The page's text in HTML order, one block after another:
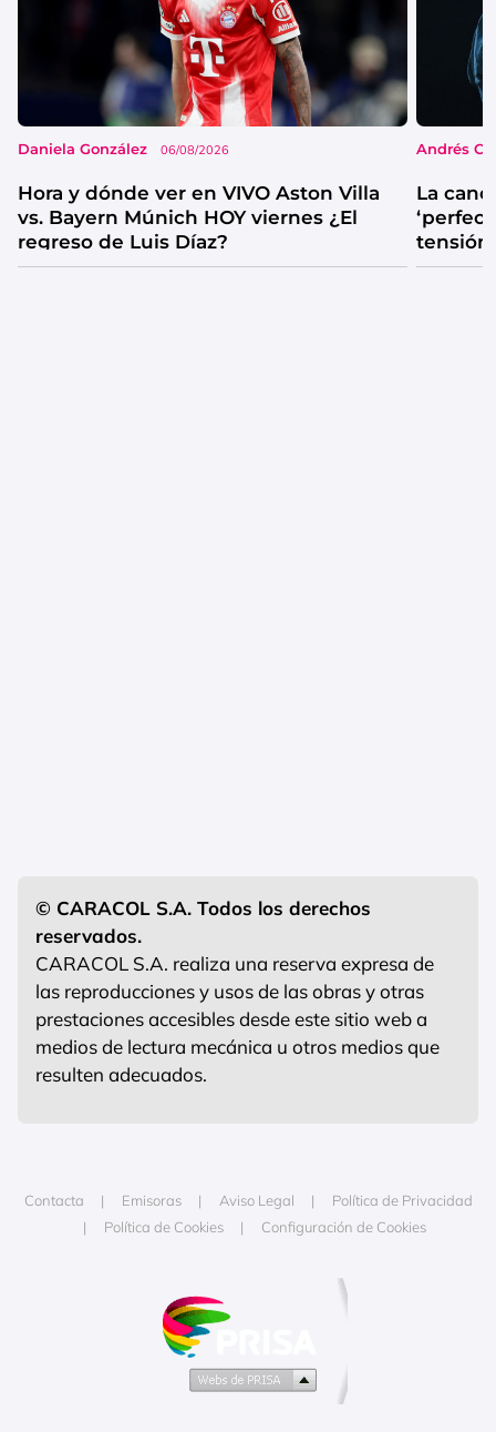
Daniela González 06/08/2026
Hora y dónde ver en VIVO Aston Villa
vs. Bayern Múnich HOY viernes ¿El
regreso de Luis Díaz?
Andrés
La
tensión
catarsis
© CARACOL S.A. Todos los derechos
reservados.
CARACOL S.A. realiza una reserva expresa de
las reproducciones y usos de las obras y otras
prestaciones accesibles desde este sitio web a
medios de lectura mecánica u otros medios que
resulten adecuados.
Contacta Emisoras Aviso Legal
Política de Privacidad
Política de Cookies
Configuración de Cookies